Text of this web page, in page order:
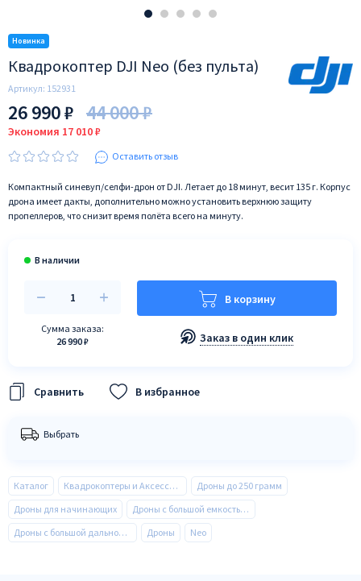
Квадрокоптер DJI Neo (без пульта)
Артикул: 152931
26 990 ₽ 44 000 ₽
Экономия 17 010 ₽
Оставить отзыв
Компактный синевуп/селфи-дрон от DJI. Летает до 18 минут, весит 135 г. Корпус
дрона имеет дакты, дополнительно можно установить верхнюю защиту
пропеллеров, что снизит время полёта всего на минуту.
Сумма заказа:
26 990 ₽
В корзину
Заказ в один клик
В избранное
Выбрать
Каталог Квадрокоптеры и Аксессуары
Дроны до 250 грамм
Дроны для начинающих
Дроны с большой емкостью аккумулятора
Дроны с большой дальностью полета
Дроны Neo